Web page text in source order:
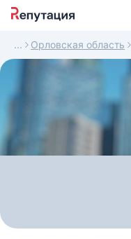
Орловская область